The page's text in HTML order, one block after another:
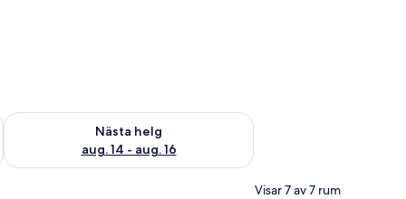
aug. 7 - aug. 9
Nästa helg
aug. 14 - aug. 16
Kontrollera tillgängligheten för nästa helg aug. 14 - aug. 16
Visar 7 av 7 rum